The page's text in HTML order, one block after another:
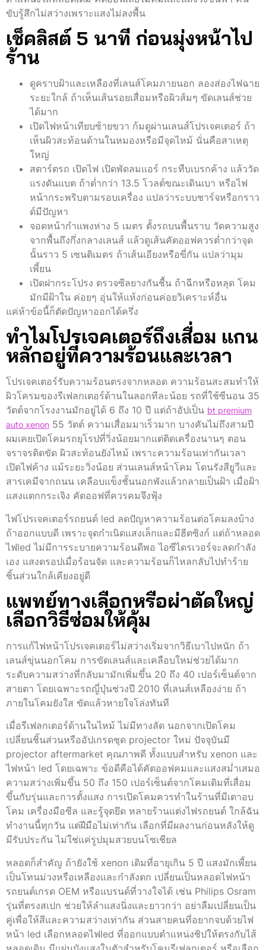
ขับรู้สึกไม่สว่างเพราะแสงไม่ลงพื้น
เช็คลิสต์ 5 นาที ก่อนมุ่งหน้าไป
ร้าน
ดูคราบฝ้าและเหลืองที่เลนส์โคมภายนอก ลองส่องไฟฉาย
ระยะใกล้ ถ้าเห็นเส้นรอยเสื่อมหรือผิวส้มๆ ขัดเลนส์ช่วย
ได้มาก
เปิดไฟหน้าเทียบซ้ายขวา ก้มดูผ่านเลนส์โปรเจคเตอร์ ถ้า
เห็นผิวสะท้อนด้านในหมองหรือมีจุดไหม้ นั่นคือสาเหตุ
ใหญ่
สตาร์ตรถ เปิดไฟ เปิดพัดลมแอร์ กระทืบเบรกค้าง แล้ววัด
แรงดันแบต ถ้าต่ำกว่า 13.5 โวลต์ขณะเดินเบา หรือไฟ
หน้ากระพริบตามรอบเครื่อง แปลว่าระบบชาร์จหรือกราว
ด์มีปัญหา
จอดหน้ากำแพงห่าง 5 เมตร ตั้งรถบนพื้นราบ วัดความสูง
จากพื้นถึงกึ่งกลางเลนส์ แล้วดูเส้นคัตออฟควรต่ำกว่าจุด
นั้นราว 5 เซนติเมตร ถ้าเส้นเอียงหรือขี่กัน แปลว่ามุม
เพี้ยน
เปิดฝากระโปรง ตรวจซีลยางกันชื้น ถ้าฉีกหรือหลุด โคม
มักมีฝ้าใน ค่อยๆ อุ่นให้แห้งก่อนค่อยวิเคราะห์อื่น
แค่ห้าข้อนี้ก็ตัดปัญหาออกได้ครึ่ง
ทำไมโปรเจคเตอร์ถึงเสื่อม แกน
หลักอยู่ที่ความร้อนและเวลา
โปรเจคเตอร์รับความร้อนตรงจากหลอด ความร้อนสะสมทำให้
ผิวโครมของรีเฟลกเตอร์ด้านในลอกทีละน้อย รถที่ใช้ซีนอน 35
วัตต์จากโรงงานมักอยู่ได้ 6 ถึง 10 ปี แต่ถ้าอัปเป็น bt premium
auto xenon 55 วัตต์ ความเสื่อมมาเร็วมาก บางคันไม่ถึงสามปี
ผมเคยเปิดโคมรถยุโรปที่วิ่งน้อยมากแต่ติดเครื่องนานๆ ตอน
จราจรติดขัด ผิวสะท้อนยังไหม้ เพราะความร้อนเท่ากันเวลา
เปิดไฟค้าง แม้ระยะวิ่งน้อย ส่วนเลนส์หน้าโคม โดนรังสียูวีและ
สารเคมีจากถนน เคลือบแข็งชั้นนอกพังแล้วกลายเป็นฝ้า เมื่อฝ้า
แสงแตกกระเจิง คัตออฟที่ควรคมจึงฟุ้ง
ไฟโปรเจคเตอร์รถยนต์ led ลดปัญหาความร้อนต่อโคมลงบ้าง
ถ้าออกแบบดี เพราะจุดกำเนิดแสงเล็กและมีฮีตซิงก์ แต่ถ้าหลอด
ไฟled ไม่มีการระบายความร้อนดีพอ ไอซีไดรเวอร์จะลดกำลัง
เอง แสงดรอปเมื่อร้อนจัด และความร้อนก็ไหลกลับไปทำร้าย
ชิ้นส่วนใกล้เคียงอยู่ดี
แพทย์ทางเลือกหรือผ่าตัดใหญ่
เลือกวิธีซ่อมให้คุ้ม
การแก้ไฟหน้าโปรเจคเตอร์ไม่สว่างเริ่มจากวิธีเบาไปหนัก ถ้า
เลนส์ขุ่นนอกโคม การขัดเลนส์และเคลือบใหม่ช่วยได้มาก
ระดับความสว่างที่กลับมามักเพิ่มขึ้น 20 ถึง 40 เปอร์เซ็นต์จาก
สายตา โดยเฉพาะรถญี่ปุ่นช่วงปี 2010 ที่เลนส์เหลืองง่าย ถ้า
ภายในโคมยังใส ขัดแล้วหายใจโล่งทันที
เมื่อรีเฟลกเตอร์ด้านในไหม้ ไม่มีทางลัด นอกจากเปิดโคม
เปลี่ยนชิ้นส่วนหรืออัปเกรดชุด projector ใหม่ ปัจจุบันมี
projector aftermarket คุณภาพดี ทั้งแบบสำหรับ xenon และ
ไฟหน้า led โดยเฉพาะ ข้อดีคือได้คัตออฟคมและแสงสม่ำเสมอ
ความสว่างเพิ่มขึ้น 50 ถึง 150 เปอร์เซ็นต์จากโคมเดิมที่เสื่อม
ขึ้นกับรุ่นและการตั้งแสง การเปิดโคมควรทำในร้านที่มีเตาอบ
โคม เครื่องมือซีล และรู้จุดยึด หลายร้านแต่งไฟรถยนต์ ใกล้ฉัน
ทำงานนี้ทุกวัน แต่ฝีมือไม่เท่ากัน เลือกที่มีผลงานก่อนหลังให้ดู
มีรับประกัน ไม่ใช่แค่รูปมุมสวยบนโซเชียล
หลอดก็สำคัญ ถ้ายังใช้ xenon เดิมที่อายุเกิน 5 ปี แสงมักเพี้ยน
เป็นโทนม่วงหรือเหลืองและกำลังตก เปลี่ยนเป็นหลอดไฟหน้า
รถยนต์เกรด OEM หรือแบรนด์ที่วางใจได้ เช่น Philips Osram
รุ่นที่ตรงสเปก ช่วยให้ลำแสงนิ่งและยาวกว่า อย่าลืมเปลี่ยนเป็น
คู่เพื่อให้สีและความสว่างเท่ากัน ส่วนสายคนที่อยากจบด้วยไฟ
หน้า led เลือกหลอดไฟled ที่ออกแบบตำแหน่งชิปให้ตรงกับไส้